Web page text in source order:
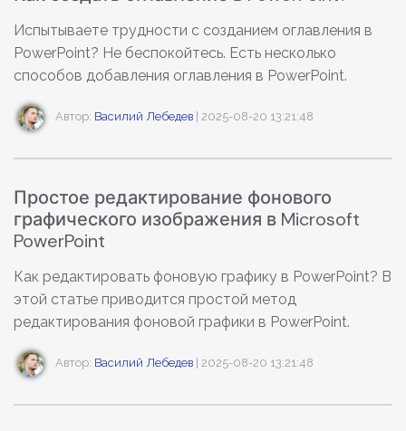
От AI-функций до пакетных инструментов: новый
PDFelement делает работу с PDF еще удобнее.
Скачать бесплатно
Скрыть фрагменты PDF Новый
PDF OCR
Извлечение данных из PDF
Защита PDF паролем
Комплексные решения
Преподавание
Юриспруденция
Здравоохранение
Финансы
Правительство
Канал на YouTube
Сообщество ВКонтакте
Испытываете трудности с созданием оглавления в
PowerPoint? Не беспокойтесь. Есть несколько
способов добавления оглавления в PowerPoint.
Автор: Василий Лебедев | 2025-08-20 13:21:48
Простое редактирование фонового
графического изображения в Microsoft
PowerPoint
Как редактировать фоновую графику в PowerPoint? В
этой статье приводится простой метод
редактирования фоновой графики в PowerPoint.
Автор: Василий Лебедев | 2025-08-20 13:21:48